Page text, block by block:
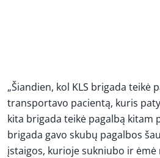
„Šiandien, kol KLS brigada teikė
transportavo pacientą, kuris
kita brigada teikė pagalbą kitam
brigada gavo skubų pagalbos
įstaigos, kurioje sukniubo ir